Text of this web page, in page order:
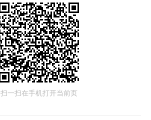
扫一扫在手机打开当前页